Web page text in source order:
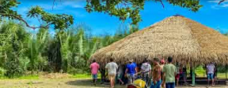
Petições
A sua doação ajuda
Doação geral